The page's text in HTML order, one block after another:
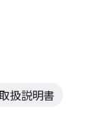
扱説明書